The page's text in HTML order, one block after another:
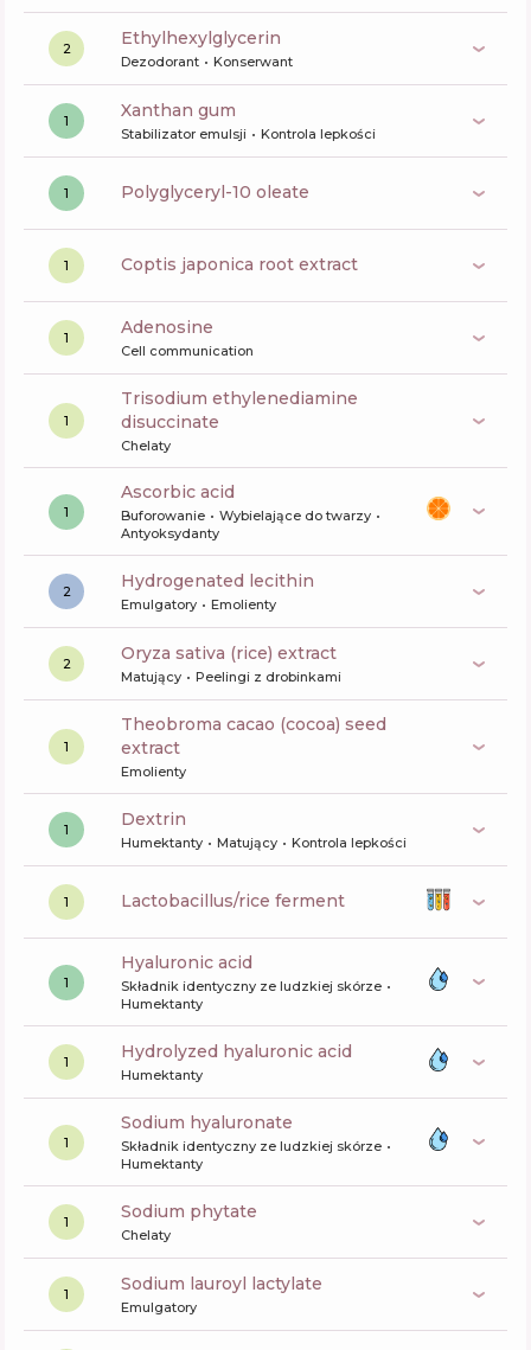
2 ethylhexylglycerin
Dezodorant Konserwant
1 xanthan gum
Stabilizator emulsji Kontrola lepkości
1 polyglyceryl-10 oleate
1 coptis japonica root extract
1 Adenosine
Cell communication
1
trisodium ethylenediamine
disuccinate
Chelaty
1
ascorbic acid
Buforowanie
Wybielające do twarzy
Antyoksydanty
2 hydrogenated lecithin
Emulgatory Emolienty
2 oryza sativa (rice) extract
Matujący Peelingi z drobinkami
1
theobroma cacao (cocoa) seed
extract
Emolienty
1 dextrin
Humektanty Matujący Kontrola lepkości
1 lactobacillus/rice ferment
1
hyaluronic acid
Składnik identyczny ze ludzkiej skórze
Humektanty
1 hydrolyzed hyaluronic acid
Humektanty
1
sodium hyaluronate
Składnik identyczny ze ludzkiej skórze
Humektanty
1 sodium phytate
Chelaty
1 sodium lauroyl lactylate
Emulgatory